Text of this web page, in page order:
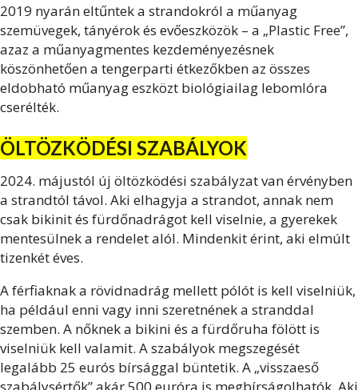
2019 nyarán eltűntek a strandokról a műanyag
szemüvegek, tányérok és evőeszközök – a „Plastic Free”,
azaz a műanyagmentes kezdeményezésnek
köszönhetően a tengerparti étkezőkben az összes
eldobható műanyag eszközt biológiailag lebomlóra
cserélték.
ÖLTÖZKÖDÉSI SZABÁLYOK
2024. májustól új öltözködési szabályzat van érvényben
a strandtól távol. Aki elhagyja a strandot, annak nem
csak bikinit és fürdőnadrágot kell viselnie, a gyerekek
mentesülnek a rendelet alól. Mindenkit érint, aki elmúlt
tizenkét éves.
A férfiaknak a rövidnadrág mellett pólót is kell viselniük,
ha például enni vagy inni szeretnének a stranddal
szemben. A nőknek a bikini és a fürdőruha fölött is
viselniük kell valamit. A szabályok megszegését
legalább 25 eurós bírsággal büntetik. A „visszaeső